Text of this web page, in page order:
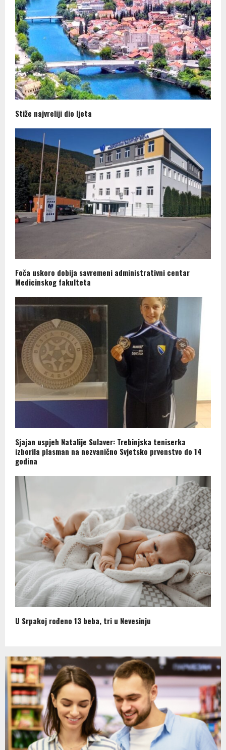
Stiže najvreliji dio ljeta
Foča uskoro dobija savremeni administrativni centar
Medicinskog fakulteta
Sjajan uspjeh Natalije Sulaver: Trebinjska teniserka
izborila plasman na nezvanično Svjetsko prvenstvo do 14
godina
U Srpakoj rođeno 13 beba, tri u Nevesinju